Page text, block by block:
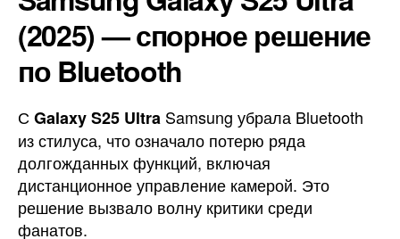
(2025) — спорное решение
по Bluetooth
С Galaxy S25 Ultra Samsung убрала Bluetooth
из стилуса, что означало потерю ряда
долгожданных функций, включая
дистанционное управление камерой. Это
решение вызвало волну критики среди
фанатов.